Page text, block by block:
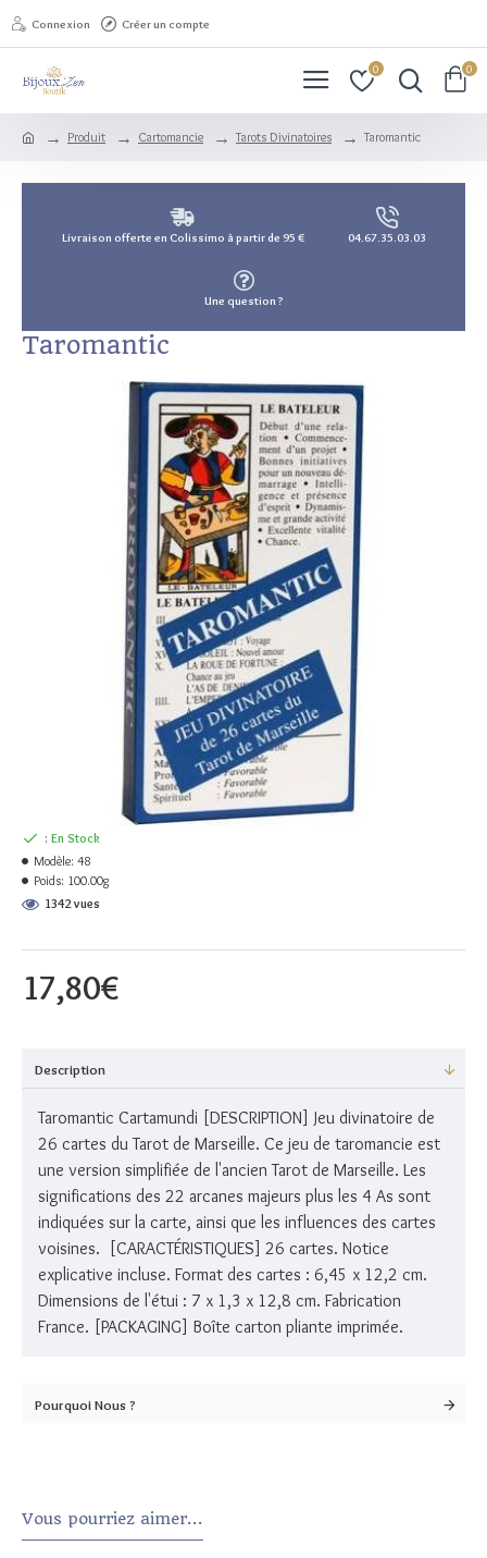
Connexion Créer un compte
0 0
Produit Cartomancie Tarots Divinatoires Taromantic
Livraison offerte en Colissimo à partir de 95 € 04.67.35.03.03
Une question ?
Taromantic
17,80€
: En Stock
Modèle: 48
Poids: 100.00g
1342 vues
Description
Taromantic Cartamundi [DESCRIPTION] Jeu divinatoire de
26 cartes du Tarot de Marseille. Ce jeu de taromancie est
une version simplifiée de l'ancien Tarot de Marseille. Les
significations des 22 arcanes majeurs plus les 4 As sont
indiquées sur la carte, ainsi que les influences des cartes
voisines. [CARACTÉRISTIQUES] 26 cartes. Notice
explicative incluse. Format des cartes : 6,45 x 12,2 cm.
Dimensions de l'étui : 7 x 1,3 x 12,8 cm. Fabrication
France. [PACKAGING] Boîte carton pliante imprimée.
Pourquoi Nous ?
Vous pourriez aimer...